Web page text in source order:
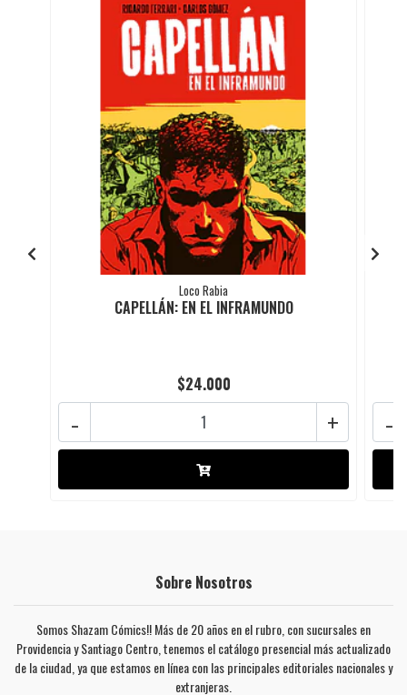
Loco Rabia
CAPELLÁN: EN EL INFRAMUNDO
$24.000
+
- -
Sobre Nosotros
Somos Shazam Cómics!! Más de 20 años en el rubro, con sucursales en
Providencia y Santiago Centro, tenemos el catálogo presencial más actualizado
de la ciudad, ya que estamos en línea con las principales editoriales nacionales y
extranjeras.